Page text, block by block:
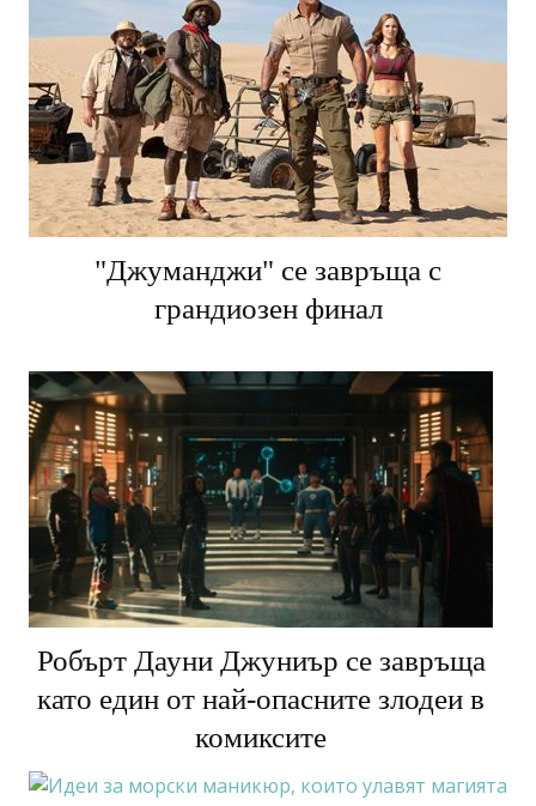
"Джуманджи" се завръща с
грандиозен финал
Робърт Дауни Джуниър се завръща
като един от най-опасните злодеи в
комиксите